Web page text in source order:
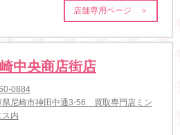
店舗専用ページ ＞
中央商店街店
0884
県尼崎市神田中通3-56 買取専門店ミン
ス内